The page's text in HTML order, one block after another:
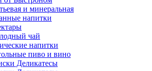
и минеральная
напитки
чай
напитки
пиво и вино
Деликатесы